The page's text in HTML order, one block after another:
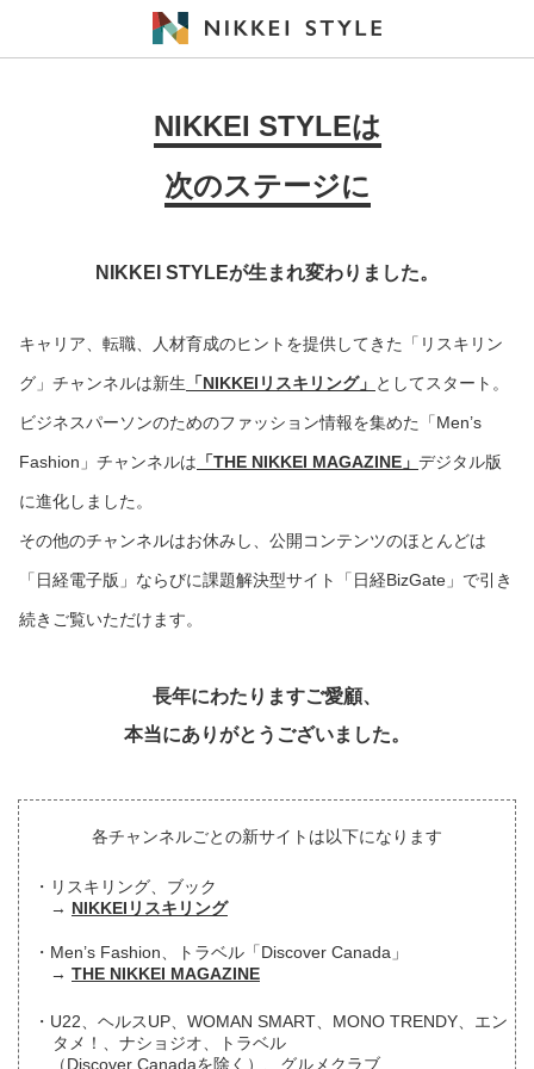
NIKKEI STYLEは
次のステージに
NIKKEI STYLEが生まれ変わりました。
キャリア、転職、人材育成のヒントを提供してきた「リスキリン
グ」チャンネルは新生 「NIKKEIリスキリング」 としてスタート。
ビジネスパーソンのためのファッション情報を集めた「Men’s
Fashion」チャンネルは 「THE NIKKEI MAGAZINE」 デジタル版
に進化しました。
その他のチャンネルはお休みし、公開コンテンツのほとんどは
「日経電子版」ならびに課題解決型サイト「日経BizGate」で引き
続きご覧いただけます。
長年にわたりますご愛顧、
本当にありがとうございました。
各チャンネルごとの新サイトは以下になります
リスキリング、ブック
NIKKEIリスキリング
Men’s Fashion、トラベル「Discover Canada」
THE NIKKEI MAGAZINE
U22、ヘルスUP、WOMAN SMART、MONO TRENDY、エン
タメ！、ナショジオ、トラベル
（Discover Canadaを除く）、グルメクラブ